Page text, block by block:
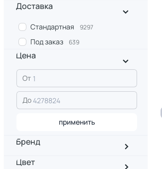
Доставка
Стандартная 9297
Под заказ 639
Цена
От
До
применить
Бренд
Цвет